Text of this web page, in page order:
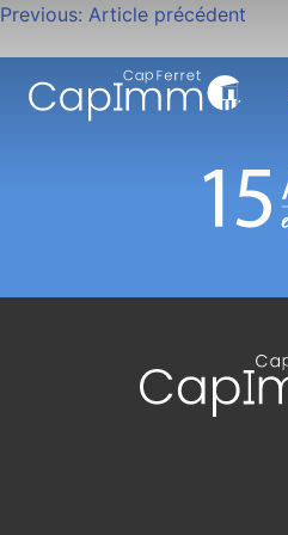
Navigation
de
l’article
Previous: Article précédent